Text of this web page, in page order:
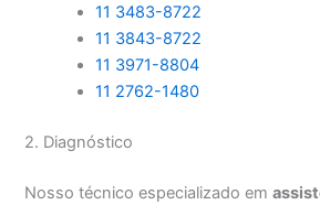
11 3483-8722
11 3843-8722
11 3971-8804
11 2762-1480
2. Diagnóstico
Nosso técnico especializado em